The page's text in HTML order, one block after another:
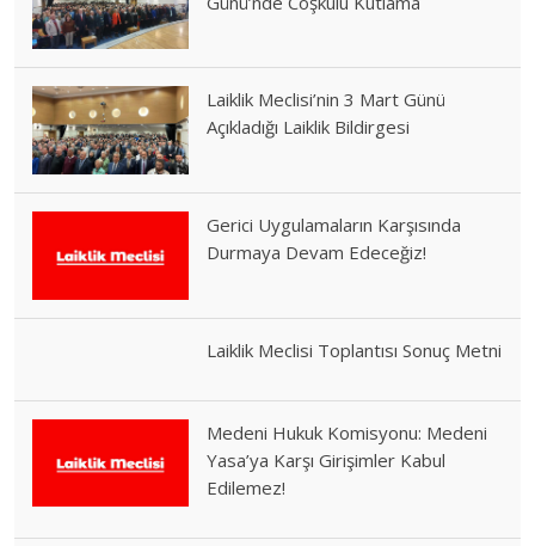
Laiklik Meclisi’nin 3 Mart Günü
Açıkladığı Laiklik Bildirgesi
Gerici Uygulamaların Karşısında
Durmaya Devam Edeceğiz!
Laiklik Meclisi Toplantısı Sonuç Metni
Medeni Hukuk Komisyonu: Medeni
Yasa’ya Karşı Girişimler Kabul
Edilemez!